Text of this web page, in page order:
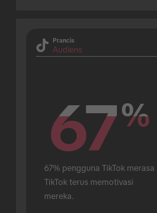
Prancis
Audiens
67%
67%
67% pengguna TikTok merasa
TikTok terus memotivasi
mereka.